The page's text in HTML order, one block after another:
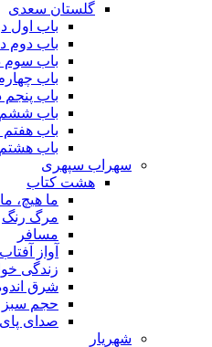
گلستان سعدی
باب اول
باب دوم
باب سوم
باب
باب
باب ششم
باب هفتم
باب
سهراب سپهری
هشت کتاب
ما هیچ،
مرگ رنگ
مسافر
آواز آفتاب
زندگی
شرق
حجم سبز
صدای
شهریار